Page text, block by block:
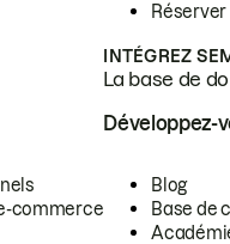
INTÉGREZ
La base de
commerce
Développez-
Blog
Base de